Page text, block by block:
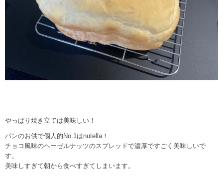
やっぱり焼き立ては美味しい！
パンのお供で個人的No.1はnutella！
チョコ風味のヘーゼルナッツのスプレッドで濃厚ですごく美味しいで
す。
美味しすぎて朝から食べすぎてしまいます。